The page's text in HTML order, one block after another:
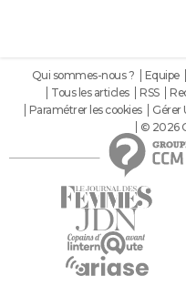
Qui sommes-nous ? Equipe
Tous les articles
RSS
Paramétrer les cookies
Gérer
© 2026